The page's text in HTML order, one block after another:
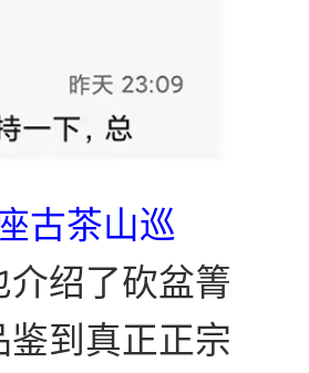
古茶山巡
绍了砍盆箐
到真正正宗